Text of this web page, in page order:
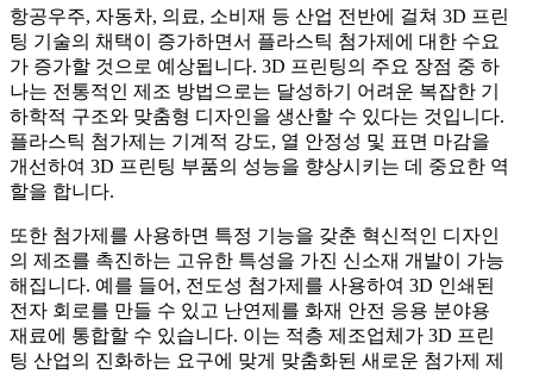
항공우주, 자동차, 의료, 소비재 등 산업 전반에 걸쳐 3D 프린
팅 기술의 채택이 증가하면서 플라스틱 첨가제에 대한 수요
가 증가할 것으로 예상됩니다. 3D 프린팅의 주요 장점 중 하
나는 전통적인 제조 방법으로는 달성하기 어려운 복잡한 기
하학적 구조와 맞춤형 디자인을 생산할 수 있다는 것입니다.
플라스틱 첨가제는 기계적 강도, 열 안정성 및 표면 마감을
개선하여 3D 프린팅 부품의 성능을 향상시키는 데 중요한 역
할을 합니다.
또한 첨가제를 사용하면 특정 기능을 갖춘 혁신적인 디자인
의 제조를 촉진하는 고유한 특성을 가진 신소재 개발이 가능
해집니다. 예를 들어, 전도성 첨가제를 사용하여 3D 인쇄된
전자 회로를 만들 수 있고 난연제를 화재 안전 응용 분야용
재료에 통합할 수 있습니다. 이는 적층 제조업체가 3D 프린
팅 산업의 진화하는 요구에 맞게 맞춤화된 새로운 첨가제 제